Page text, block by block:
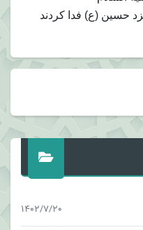
حسين (ع) فدا كردند
1402/7/20